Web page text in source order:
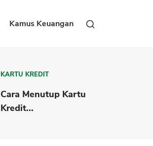
Kamus Keuangan
KARTU KREDIT
Cara Menutup Kartu
Kredit...